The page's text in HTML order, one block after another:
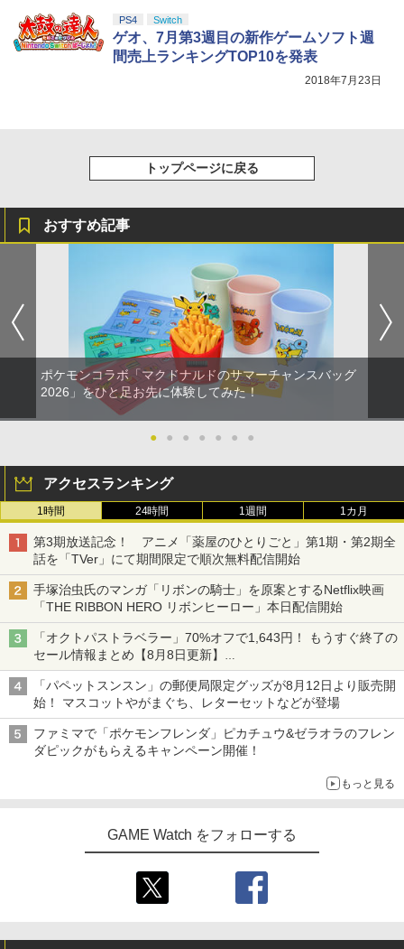
PS4 Switch
ゲオ、7月第3週目の新作ゲームソフト週
間売上ランキングTOP10を発表
2018年7月23日
トップページに戻る
おすすめ記事
ポケモンコラボ「マクドナルドのサマーチャンスバッグ
2026」をひと足お先に体験してみた！
● ● ● ● ● ● ●
アクセスランキング
1時間 24時間 1週間 1カ月
第3期放送記念！ アニメ「薬屋のひとりごと」第1期・第2期全
話を「TVer」にて期間限定で順次無料配信開始
手塚治虫氏のマンガ「リボンの騎士」を原案とするNetflix映画
「THE RIBBON HERO リボンヒーロー」本日配信開始
「オクトパストラベラー」70%オフで1,643円！ もうすぐ終了の
セール情報まとめ【8月8日更新】
ニンテンドーeショップでは「大神 絶景版」が67%オフで990円
「パペットスンスン」の郵便局限定グッズが8月12日より販売開
始！ マスコットやがまぐち、レターセットなどが登場
ファミマで「ポケモンフレンダ」ピカチュウ&ゼラオラのフレン
ダピックがもらえるキャンペーン開催！
もっと見る
GAME Watch をフォローする